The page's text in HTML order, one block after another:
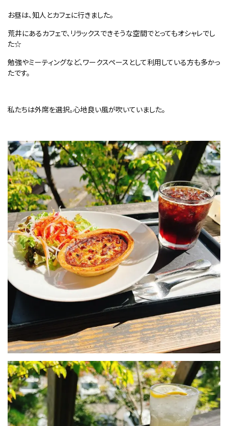
お昼は、知人とカフェに行きました。
荒井にあるカフェで、リラックスできそうな空間でとってもオシャレでし
た☆
勉強やミーティングなど、ワークスペースとして利用している方も多かっ
たです。
私たちは外席を選択。心地良い風が吹いていました。